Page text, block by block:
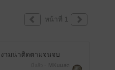
หน้าที่ 1
าม​น่าติดตามจนจบ
MKนมสด